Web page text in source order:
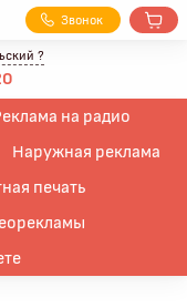
Звонок
?
на радио
Наружная реклама
печать